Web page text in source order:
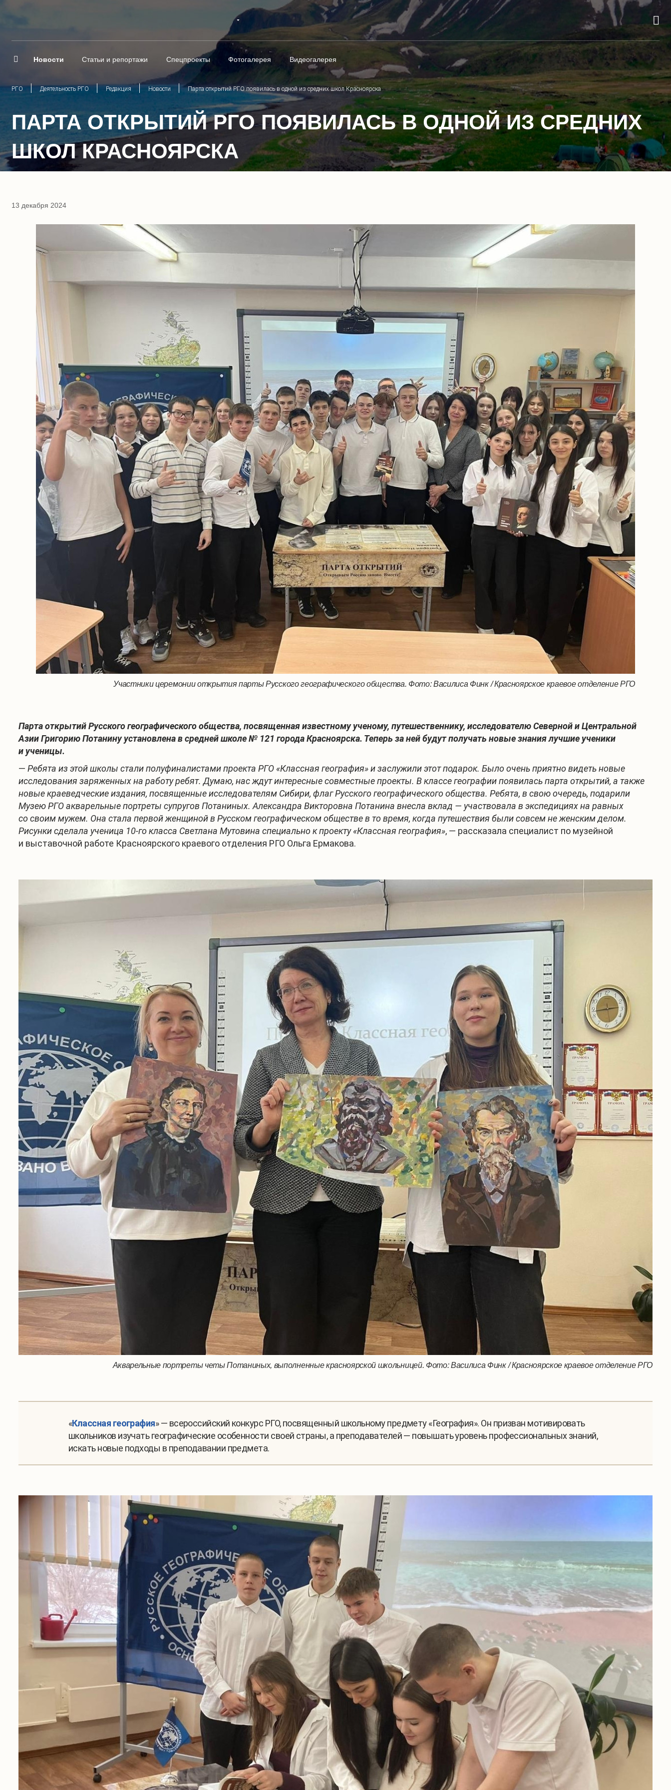
Новости Статьи и репортажи Спецпроекты Фотогалерея Видеогалерея
РГО Деятельность РГО Редакция Новости Парта открытий РГО появилась в одной из средних школ Красноярска
ПАРТА ОТКРЫТИЙ РГО ПОЯВИЛАСЬ В ОДНОЙ ИЗ СРЕДНИХ
ШКОЛ КРАСНОЯРСКА
13 декабря 2024
Участники церемонии открытия парты Русского географического общества. Фото: Василиса Финк / Красноярское краевое отделение РГО
Парта открытий Русского географического общества, посвященная известному ученому, путешественнику, исследователю Северной и Центральной
Азии Григорию Потанину установлена в средней школе № 121 города Красноярска. Теперь за ней будут получать новые знания лучшие ученики
и ученицы.
— Ребята из этой школы стали полуфиналистами проекта РГО «Классная география» и заслужили этот подарок. Было очень приятно видеть новые
исследования заряженных на работу ребят. Думаю, нас ждут интересные совместные проекты. В классе географии появилась парта открытий, а также
новые краеведческие издания, посвященные исследователям Сибири, флаг Русского географического общества. Ребята, в свою очередь, подарили
Музею РГО акварельные портреты супругов Потаниных. Александра Викторовна Потанина внесла вклад — участвовала в экспедициях на равных
со своим мужем. Она стала первой женщиной в Русском географическом обществе в то время, когда путешествия были совсем не женским делом.
Рисунки сделала ученица 10-го класса Светлана Мутовина специально к проекту «Классная география», — рассказала специалист по музейной
и выставочной работе Красноярского краевого отделения РГО Ольга Ермакова.
Акварельные портреты четы Потаниных, выполненные красноярской школьницей. Фото: Василиса Финк / Красноярское краевое отделение РГО
«Классная география» — всероссийский конкурс РГО, посвященный школьному предмету «География». Он призван мотивировать
школьников изучать географические особенности своей страны, а преподавателей — повышать уровень профессиональных знаний,
искать новые подходы в преподавании предмета.